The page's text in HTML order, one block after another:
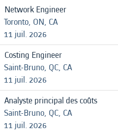
Network Engineer
Toronto, ON, CA
11 juil. 2026
Costing Engineer
Saint-Bruno, QC, CA
11 juil. 2026
Analyste principal des coûts
Saint-Bruno, QC, CA
11 juil. 2026